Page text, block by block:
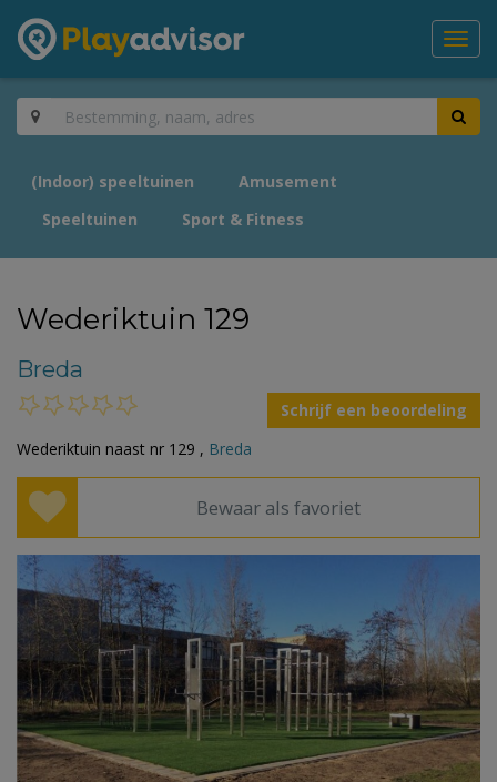
(Indoor) speeltuinen
Amusement
Speeltuinen
Sport & Fitness
Wederiktuin 129
Breda
Schrijf een beoordeling
Wederiktuin naast nr 129 , Breda
Bewaar als favoriet